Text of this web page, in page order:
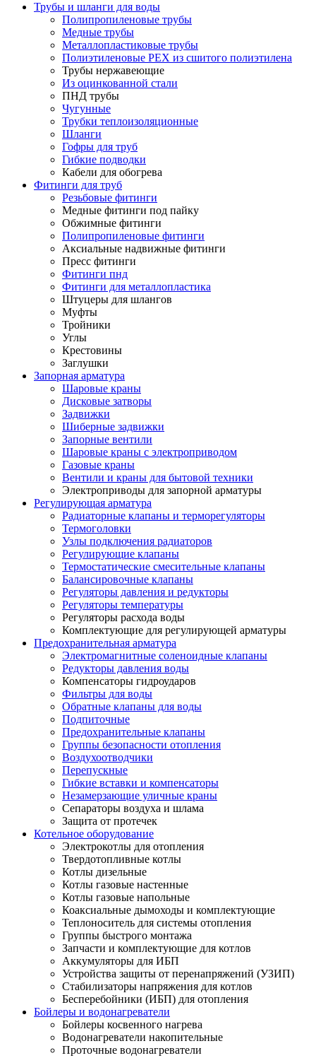
Трубы и шланги для воды
Полипропиленовые трубы
Медные трубы
Металлопластиковые трубы
Полиэтиленовые PEX из сшитого полиэтилена
Трубы нержавеющие
Из оцинкованной стали
ПНД трубы
Чугунные
Трубки теплоизоляционные
Шланги
Гофры для труб
Гибкие подводки
Кабели для обогрева
Фитинги для труб
Резьбовые фитинги
Медные фитинги под пайку
Обжимные фитинги
Полипропиленовые фитинги
Аксиальные надвижные фитинги
Пресс фитинги
Фитинги пнд
Фитинги для металлопластика
Штуцеры для шлангов
Муфты
Тройники
Углы
Крестовины
Заглушки
Запорная арматура
Шаровые краны
Дисковые затворы
Задвижки
Шиберные задвижки
Запорные вентили
Шаровые краны с электроприводом
Газовые краны
Вентили и краны для бытовой техники
Электроприводы для запорной арматуры
Регулирующая арматура
Радиаторные клапаны и терморегуляторы
Термоголовки
Узлы подключения радиаторов
Регулирующие клапаны
Термостатические смесительные клапаны
Балансировочные клапаны
Регуляторы давления и редукторы
Регуляторы температуры
Регуляторы расхода воды
Комплектующие для регулирующей арматуры
Предохранительная арматура
Электромагнитные соленоидные клапаны
Редукторы давления воды
Компенсаторы гидроударов
Фильтры для воды
Обратные клапаны для воды
Подпиточные
Предохранительные клапаны
Группы безопасности отопления
Воздухоотводчики
Перепускные
Гибкие вставки и компенсаторы
Незамерзающие уличные краны
Сепараторы воздуха и шлама
Защита от протечек
Котельное оборудование
Электрокотлы для отопления
Твердотопливные котлы
Котлы дизельные
Котлы газовые настенные
Котлы газовые напольные
Коаксиальные дымоходы и комплектующие
Теплоноситель для системы отопления
Группы быстрого монтажа
Запчасти и комплектующие для котлов
Аккумуляторы для ИБП
Устройства защиты от перенапряжений (УЗИП)
Стабилизаторы напряжения для котлов
Бесперебойники (ИБП) для отопления
Бойлеры и водонагреватели
Бойлеры косвенного нагрева
Водонагреватели накопительные
Проточные водонагреватели